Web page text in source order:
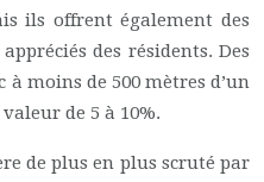
ils offrent également des
des résidents. Des
moins de 500 mètres d’un
de 5 à 10%.
de plus en plus scruté par